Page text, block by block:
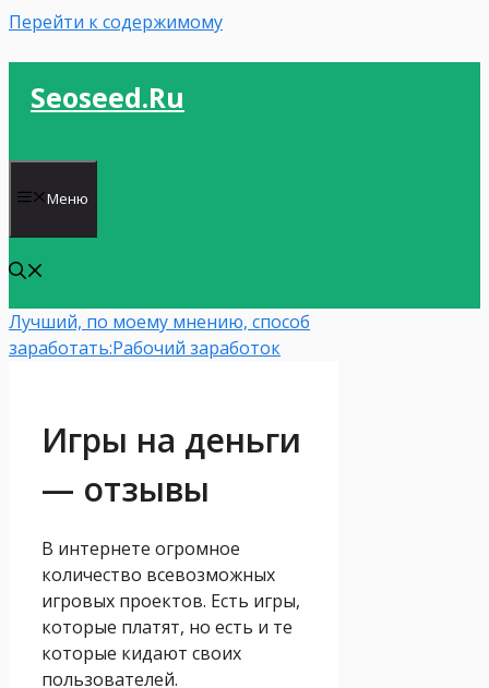
Перейти к содержимому
Seoseed.ru
Меню
Лучший, по моему мнению, способ
заработать:Рабочий заработок
Игры на деньги
— отзывы
В интернете огромное
количество всевозможных
игровых проектов. Есть игры,
которые платят, но есть и те
которые кидают своих
пользователей.